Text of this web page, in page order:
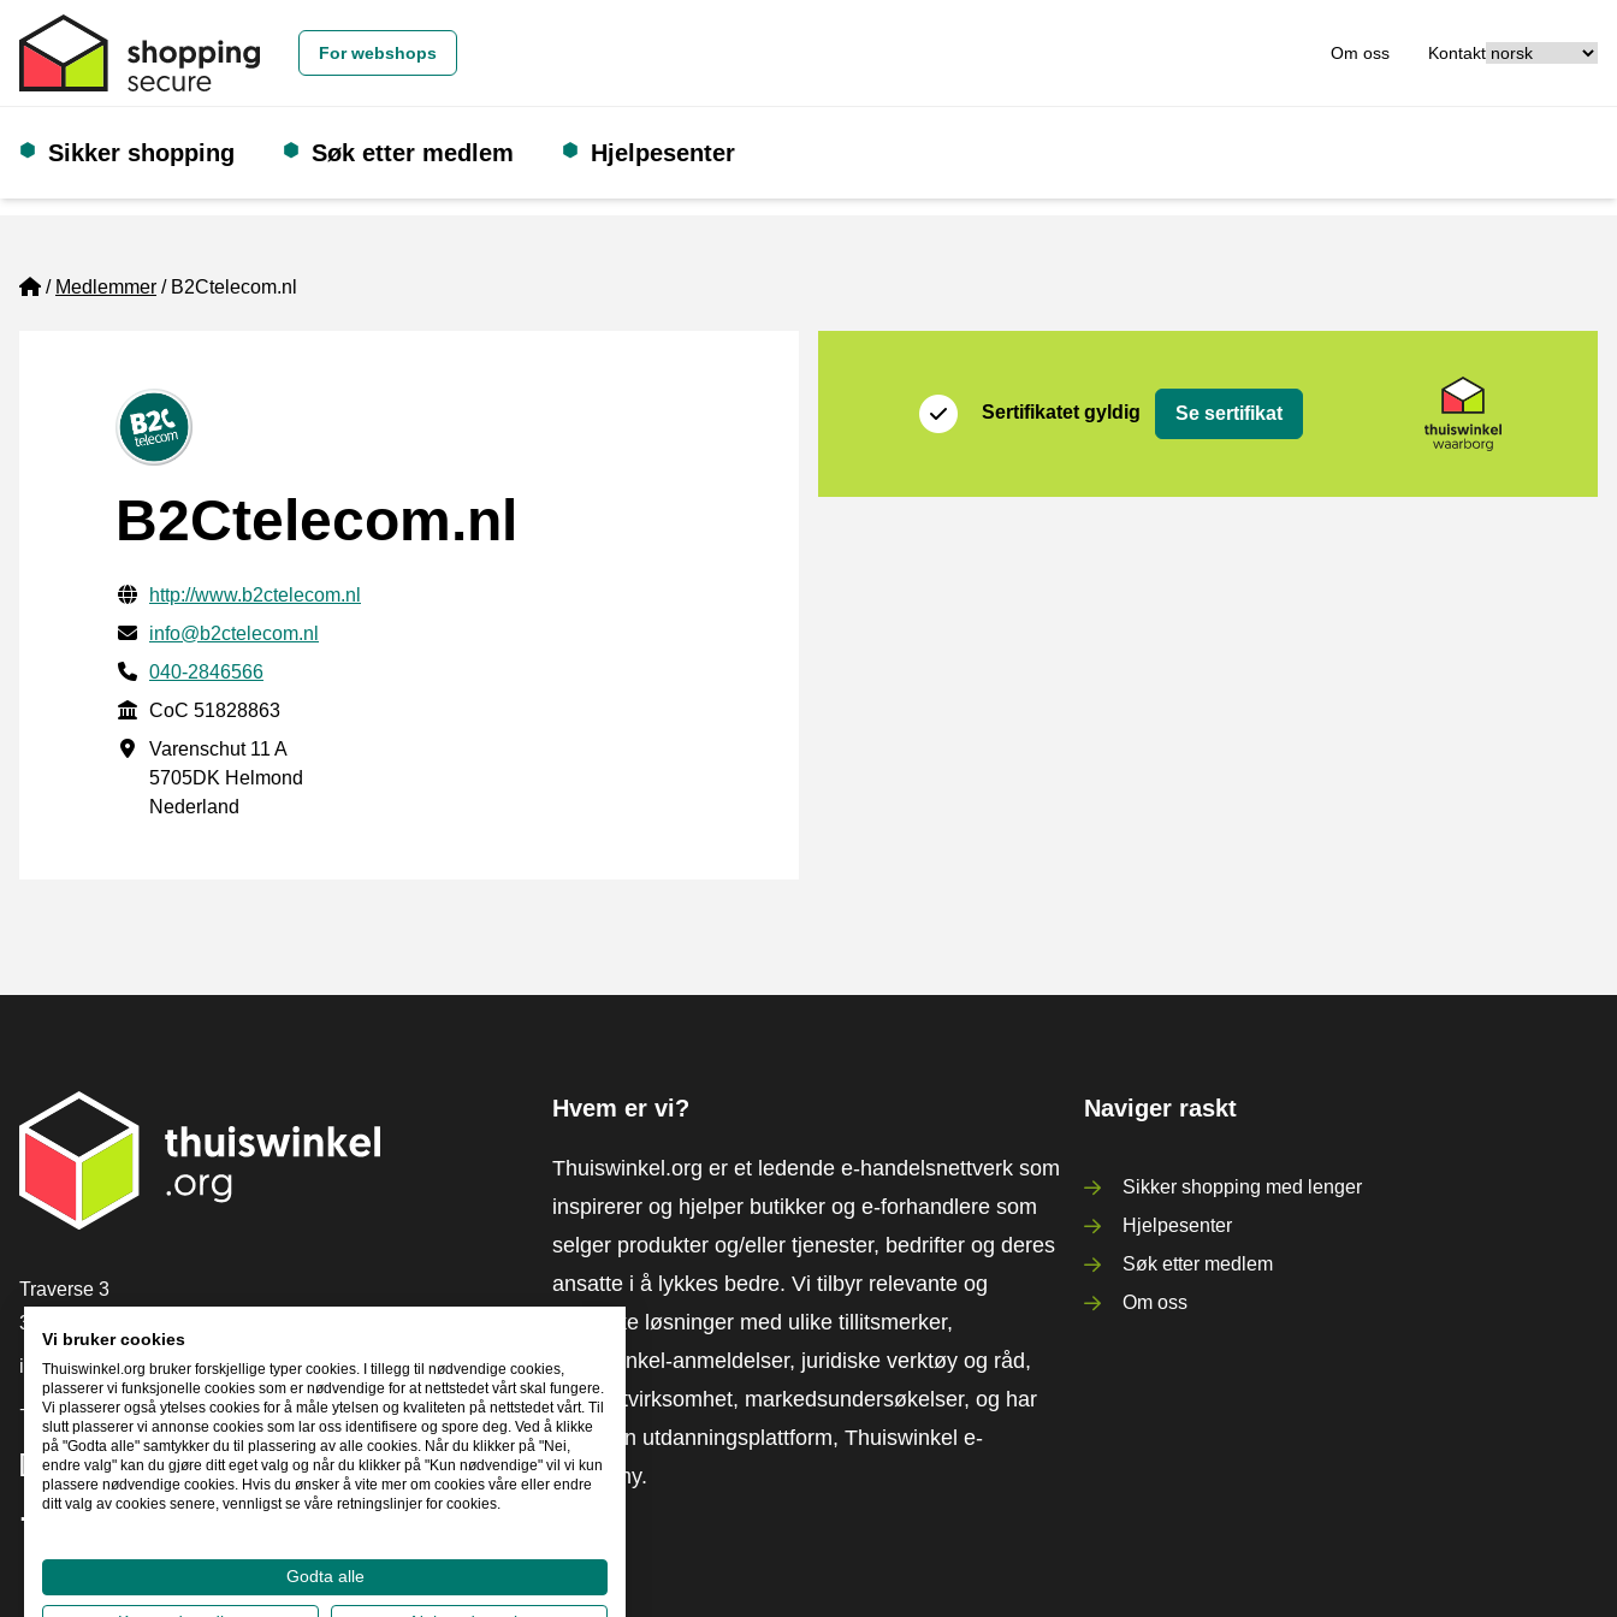
For webshops Om oss Kontakt
Sikker shopping Søk etter medlem Hjelpesenter
Home
Medlemmer B2Ctelecom.nl
B2Ctelecom.nl
Verifisert kontaktinformasjon
Website URL
http://www.b2ctelecom.nl
E-post
info@b2ctelecom.nl
Phone number
040-2846566
CoC
CoC 51828863
Forretningsadresse
Varenschut 11 A
5705DK Helmond
Nederland
Sertifikatet gyldig Se sertifikat
[_General:Contact]
Traverse 3
3905 NL Veenendaal
info@thuiswinkel.org
+31 (0)318 64 85 75
[_General:SocialMediaTitle]
Hvem er vi?
Thuiswinkel.org er et ledende e-handelsnettverk som
inspirerer og hjelper butikker og e-forhandlere som
selger produkter og/eller tjenester, bedrifter og deres
ansatte i å lykkes bedre. Vi tilbyr relevante og
praktiske løsninger med ulike tillitsmerker,
Thuiswinkel-anmeldelser, juridiske verktøy og råd,
advokatvirksomhet, markedsundersøkelser, og har
vår egen utdanningsplattform, Thuiswinkel e-
Academy.
Naviger raskt
Sikker shopping med lenger
Hjelpesenter
Søk etter medlem
Om oss
Vi bruker cookies
Thuiswinkel.org bruker forskjellige typer cookies. I tillegg til nødvendige cookies,
plasserer vi funksjonelle cookies som er nødvendige for at nettstedet vårt skal fungere.
Vi plasserer også ytelses cookies for å måle ytelsen og kvaliteten på nettstedet vårt. Til
slutt plasserer vi annonse cookies som lar oss identifisere og spore deg. Ved å klikke
på "Godta alle" samtykker du til plassering av alle cookies. Når du klikker på "Nei,
endre valg" kan du gjøre ditt eget valg og når du klikker på "Kun nødvendige" vil vi kun
plassere nødvendige cookies. Hvis du ønsker å vite mer om cookies våre eller endre
ditt valg av cookies senere, vennligst se våre retningslinjer for cookies.
Godta alle